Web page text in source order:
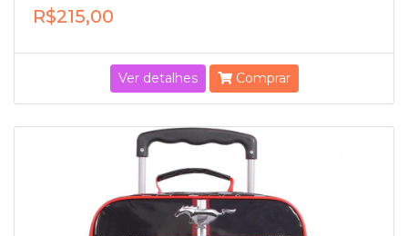
R$215,00
Ver detalhes Comprar